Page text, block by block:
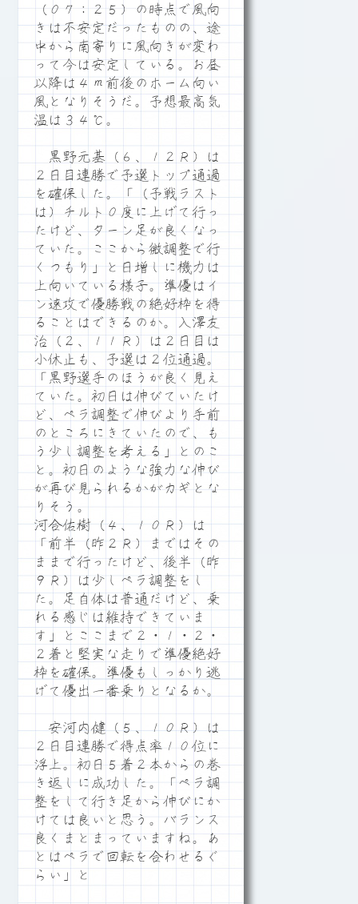
（０７：２５）の時点で風向
きは不安定だったものの、途
中から南寄りに風向きが変わ
って今は安定している。お昼
以降は４ｍ前後のホーム向い
風となりそうだ。予想最高気
温は３４℃。
黒野元基（６、１２Ｒ）は
２日目連勝で予選トップ通過
を確保した。「（予戦ラスト
は）チルト０度に上げて行っ
たけど、ターン足が良くなっ
ていた。ここから微調整で行
くつもり」と日増しに機力は
上向いている様子。準優はイ
ン速攻で優勝戦の絶好枠を得
ることはできるのか。入澤友
治（２、１１Ｒ）は２日目は
小休止も、予選は２位通過。
「黒野選手のほうが良く見え
ていた。初日は伸びていたけ
ど、ペラ調整で伸びより手前
のところにきていたので、も
う少し調整を考える」とのこ
と。初日のような強力な伸び
が再び見られるかがカギとな
りそう。
河合佑樹（４、１０Ｒ）は
「前半（昨２Ｒ）まではその
ままで行ったけど、後半（昨
９Ｒ）は少しペラ調整をし
た。足自体は普通だけど、乗
れる感じは維持できていま
す」とここまで２・１・２・
２着と堅実な走りで準優絶好
枠を確保。準優もしっかり逃
げて優出一番乗りとなるか。
安河内健（５、１０Ｒ）は
２日目連勝で得点率１０位に
浮上。初日５着２本からの巻
き返しに成功した。「ペラ調
整をして行き足から伸びにか
けては良いと思う。バランス
良くまとまっていますね。あ
とはペラで回転を合わせるぐ
らい」と